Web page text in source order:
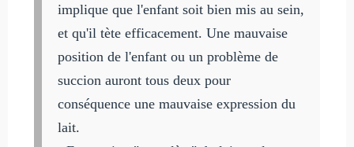
implique que l'enfant soit bien mis au sein,
et qu'il tète efficacement. Une mauvaise
position de l'enfant ou un problème de
succion auront tous deux pour
conséquence une mauvaise expression du
lait.